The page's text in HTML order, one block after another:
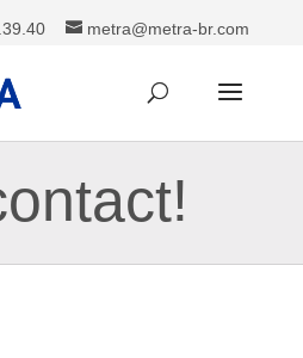
metra@metra-br.com